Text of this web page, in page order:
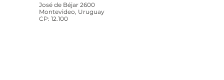
José de Béjar 2600
Montevideo, Uruguay
CP: 12.100